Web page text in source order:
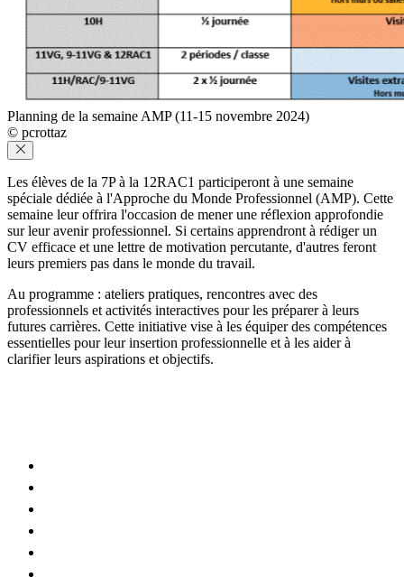
Planning de la semaine AMP (11-15 novembre 2024)
© pcrottaz
Les élèves de la 7P à la 12RAC1 participeront à une semaine
spéciale dédiée à l'Approche du Monde Professionnel (AMP). Cette
semaine leur offrira l'occasion de mener une réflexion approfondie
sur leur avenir professionnel. Si certains apprendront à rédiger un
CV efficace et une lettre de motivation percutante, d'autres feront
leurs premiers pas dans le monde du travail.
Au programme : ateliers pratiques, rencontres avec des
professionnels et activités interactives pour les préparer à leurs
futures carrières. Cette initiative vise à les équiper des compétences
essentielles pour leur insertion professionnelle et à les aider à
clarifier leurs aspirations et objectifs.